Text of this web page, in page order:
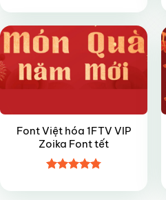
hạng55
sao
Font Việt hóa 1FTV VIP
Zoika Font tết
hạng4.85